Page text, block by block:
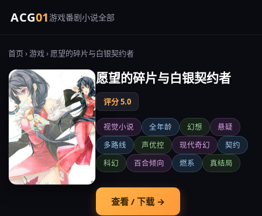
ACG01游戏番剧小说全部
首页 ›游戏› 愿望的碎片与白银契约者
愿望的碎片与白银契约者
评分 5.0
视觉小说 全年龄 幻想
悬疑
多路线
声优控 现代奇幻
契约
科幻
百合倾向 燃系 真结局
查看 / 下载 →